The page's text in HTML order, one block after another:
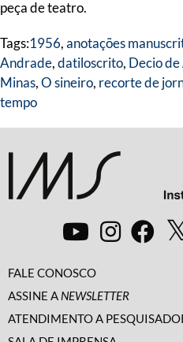
peça de teatro.
Tags:1956,anotações
Andrade,datiloscrito, Decio
Minas,O sineiro, recorte de
tempo
FALE CONOSCO
ASSINE A NEWSLETTER
ATENDIMENTO A